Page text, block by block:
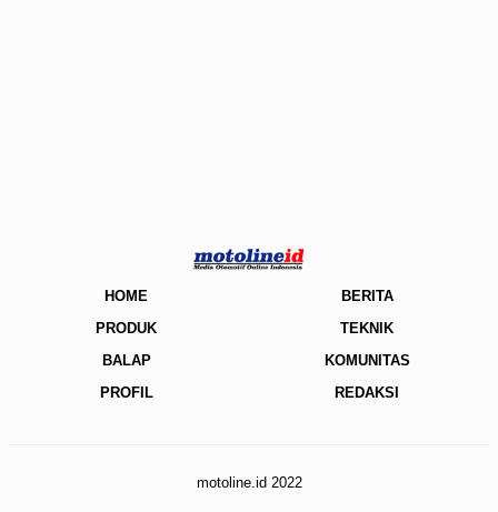
HOME
BERITA
PRODUK
TEKNIK
BALAP
KOMUNITAS
PROFIL
REDAKSI
motoline.id 2022